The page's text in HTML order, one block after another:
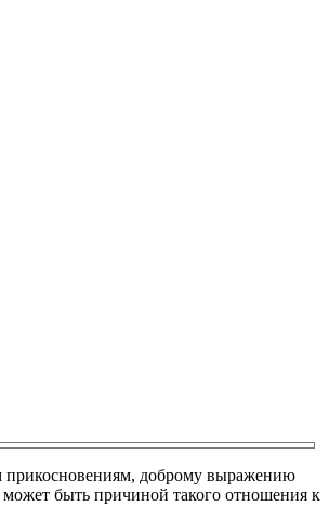
прикосновениям, доброму выражению
быть причиной такого отношения к